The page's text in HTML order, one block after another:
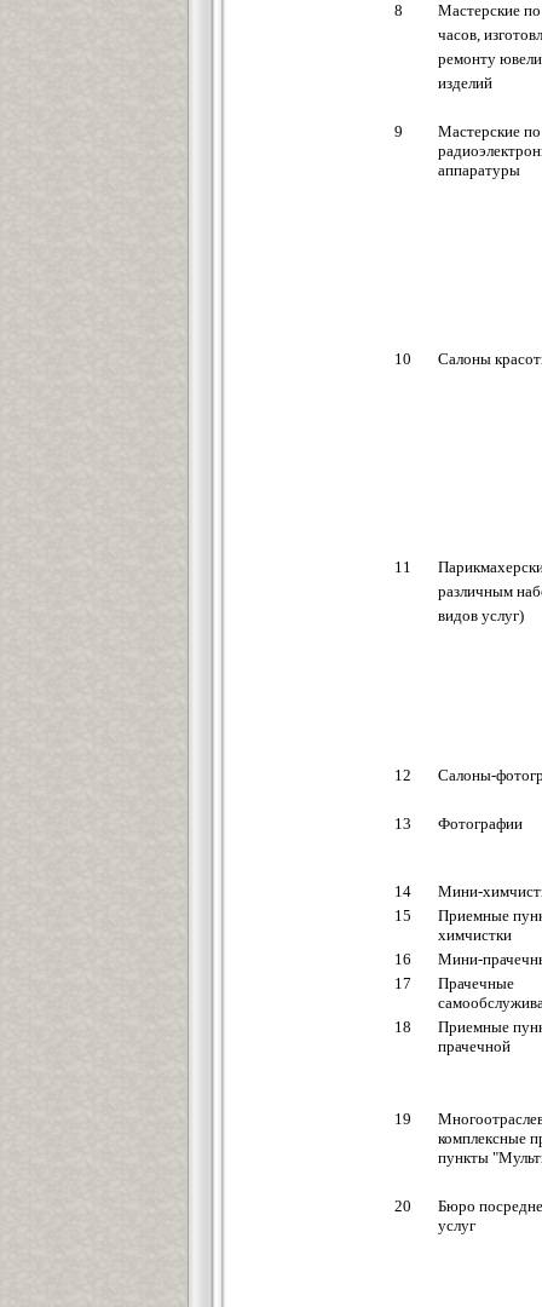
8
Мастерские
часов,
ремонту
изделий
9
Мастерские
аппаратуры
10 Салоны
11
различным
видов услуг)
12 Салоны-
13 Фотографии
14
Мини-
15
Приемные
химчистки
16
Мини-
17
Прачечные
18
Приемные
прачечной
19
комплексные
пункты
20
Бюро
услуг